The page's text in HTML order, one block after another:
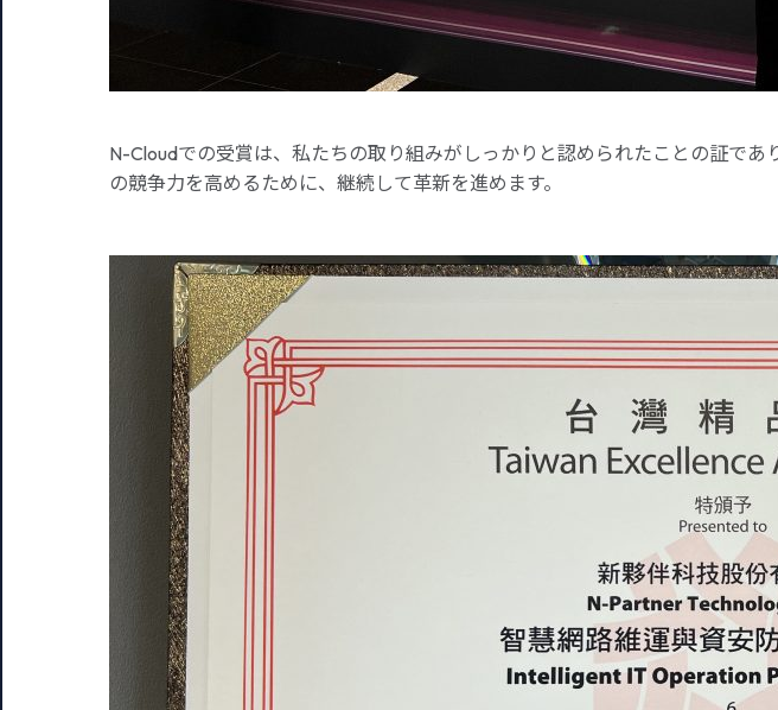
N-Cloudでの受賞は、私たちの取り組みがしっかりと認められたことの証で
の競争力を高めるために、継続して革新を進めます。